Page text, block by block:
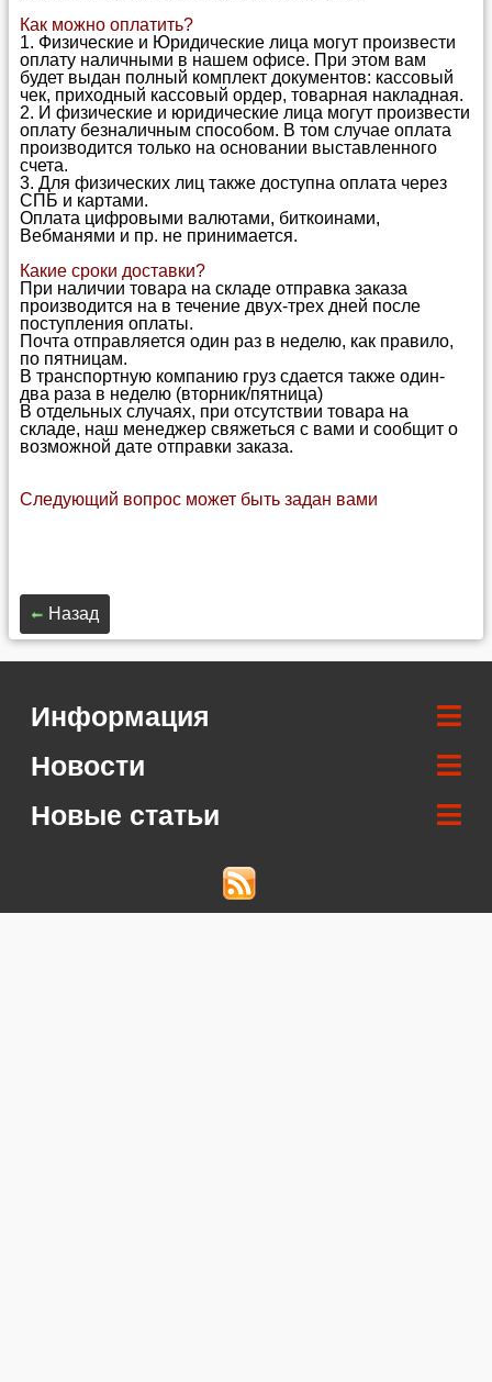
Как можно оплатить?
1. Физические и Юридические лица могут произвести
оплату наличными в нашем офисе. При этом вам
будет выдан полный комплект документов: кассовый
чек, приходный кассовый ордер, товарная накладная.
2. И физические и юридические лица могут произвести
оплату безналичным способом. В том случае оплата
производится только на основании выставленного
счета.
3. Для физических лиц также доступна оплата через
СПБ и картами.
Оплата цифровыми валютами, биткоинами,
Вебманями и пр. не принимается.
Какие сроки доставки?
При наличии товара на складе отправка заказа
производится на в течение двух-трех дней после
поступления оплаты.
Почта отправляется один раз в неделю, как правило,
по пятницам.
В транспортную компанию груз сдается также один-
два раза в неделю (вторник/пятница)
В отдельных случаях, при отсутствии товара на
складе, наш менеджер свяжеться с вами и сообщит о
возможной дате отправки заказа.
Следующий вопрос может быть задан вами
Назад
Информация
Новости
Новые статьи